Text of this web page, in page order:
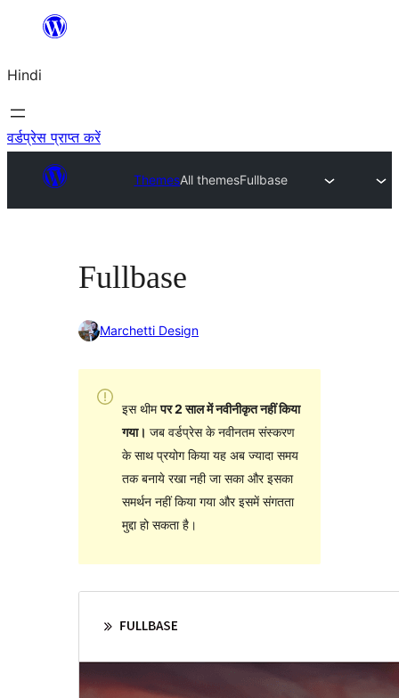
सामग्री
जाएं
Hindi
वर्डप्रेस प्राप्त करें
ThemesAll themesFullbase
Fullbase
Marchetti Design
इस थीमपर 2 साल में नवीनीकृत नहीं किया
गया। जब वर्डप्रेस के नवीनतम संस्करण
के साथ प्रयोग किया यह अब ज्यादा समय
तक बनाये रखा नही जा सका और इसका
समर्थन नहीं किया गया और इसमें संगतता
मुद्दा हो सकता है।